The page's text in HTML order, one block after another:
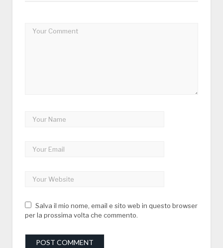
Salva il mio nome, email e sito web in questo browser
per la prossima volta che commento.